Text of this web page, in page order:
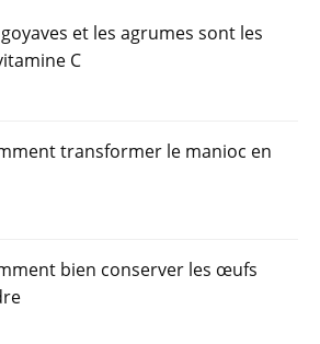
et les agrumes sont les
C
transformer le manioc en
bien conserver les œufs